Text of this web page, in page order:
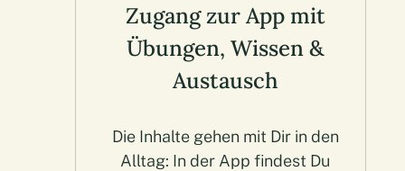
Zugang zur App mit
Übungen, Wissen &
Austausch
Die Inhalte gehen mit Dir in den
Alltag: In der App findest Du